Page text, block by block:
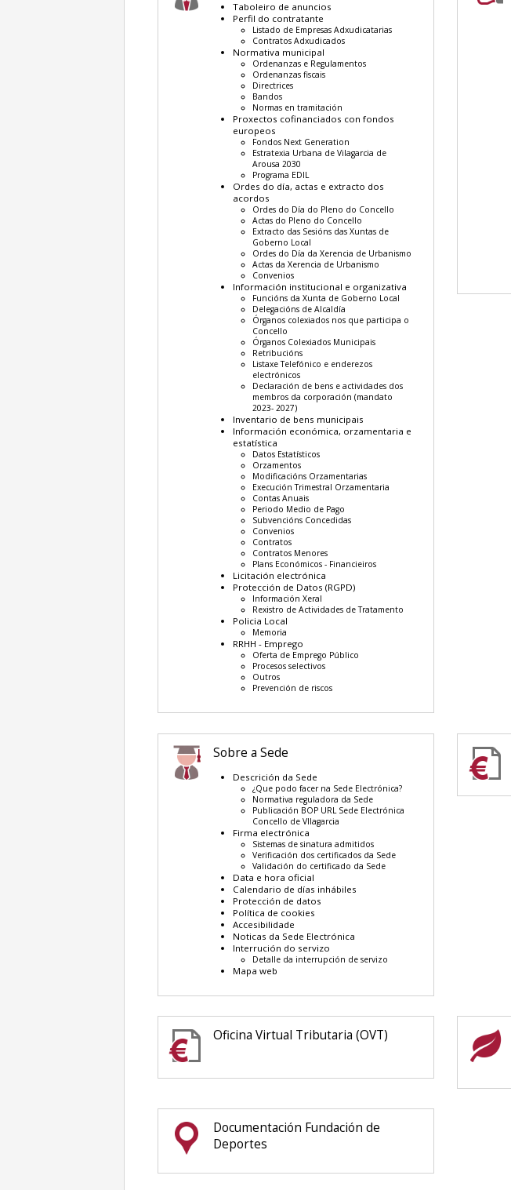
Taboleiro de anuncios
Perfil do contratante
Listado de Empresas Adxudicatarias
Contratos Adxudicados
Normativa municipal
Ordenanzas e Regulamentos
Ordenanzas fiscais
Directrices
Bandos
Normas en tramitación
Proxectos cofinanciados con fondos
europeos
Fondos Next Generation
Estratexia Urbana de Vilagarcia de
Arousa 2030
Programa EDIL
Ordes do día, actas e extracto dos
acordos
Ordes do Día do Pleno do Concello
Actas do Pleno do Concello
Extracto das Sesións das Xuntas de
Goberno Local
Ordes do Día da Xerencia de Urbanismo
Actas da Xerencia de Urbanismo
Convenios
Información institucional e organizativa
Funcións da Xunta de Goberno Local
Delegacións de Alcaldía
Órganos colexiados nos que participa o
Concello
Órganos Colexiados Municipais
Retribucións
Listaxe Telefónico e enderezos
electrónicos
Declaración de bens e actividades dos
membros da corporación (mandato
2023- 2027)
Inventario de bens municipais
Información económica, orzamentaria e
estatística
Datos Estatísticos
Orzamentos
Modificacións Orzamentarias
Execución Trimestral Orzamentaria
Contas Anuais
Periodo Medio de Pago
Subvencións Concedidas
Convenios
Contratos
Contratos Menores
Plans Económicos - Financieiros
Licitación electrónica
Protección de Datos (RGPD)
Información Xeral
Rexistro de Actividades de Tratamento
Policia Local
Memoria
RRHH - Emprego
Oferta de Emprego Público
Procesos selectivos
Outros
Prevención de riscos
Sobre a Sede
Descrición da Sede
¿Que podo facer na Sede Electrónica?
Normativa reguladora da Sede
Publicación BOP URL Sede Electrónica
Concello de VIlagarcia
Firma electrónica
Sistemas de sinatura admitidos
Verificación dos certificados da Sede
Validación do certificado da Sede
Data e hora oficial
Calendario de días inhábiles
Protección de datos
Política de cookies
Accesibilidade
Noticas da Sede Electrónica
Interrución do servizo
Detalle da interrupción de servizo
Mapa web
Oficina Virtual Tributaria (OVT)
Documentación Fundación de
Deportes